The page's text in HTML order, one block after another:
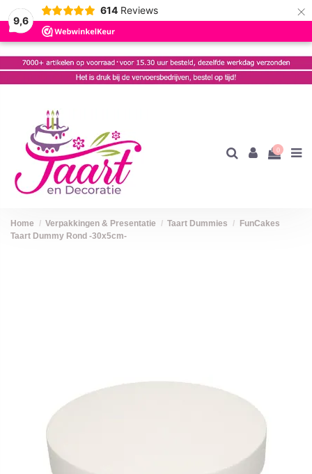
9,6
614 Reviews ×
0
Home Verpakkingen & Presentatie Taart Dummies
FunCakes
Taart Dummy Rond -30x5cm-